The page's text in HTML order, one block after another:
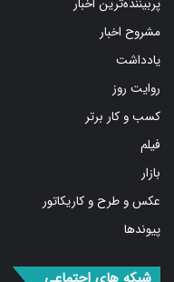
مشروح اخبار
یادداشت
روایت روز
کسب و کار برتر
فیلم
بازار
عکس و طرح و کاریکاتور
پیوندها